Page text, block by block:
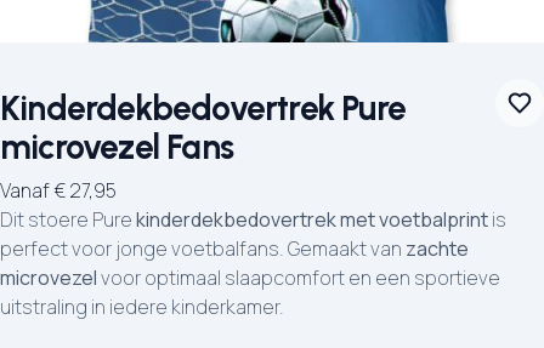
Kinderdekbedovertrek Pure
microvezel Fans
Vanaf€27,95
Dit stoere Purekinderdekbedovertrek met voetbalprintis
perfect voor jonge voetbalfans. Gemaakt van zachte
microvezelvoor optimaal slaapcomfort en een sportieve
uitstraling in iedere kinderkamer.